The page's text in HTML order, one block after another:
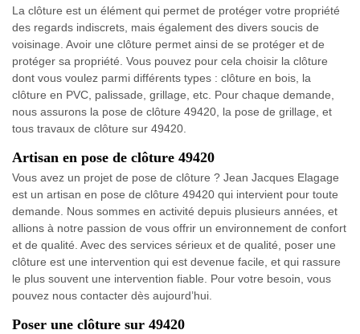
La clôture est un élément qui permet de protéger votre propriété
des regards indiscrets, mais également des divers soucis de
voisinage. Avoir une clôture permet ainsi de se protéger et de
protéger sa propriété. Vous pouvez pour cela choisir la clôture
dont vous voulez parmi différents types : clôture en bois, la
clôture en PVC, palissade, grillage, etc. Pour chaque demande,
nous assurons la pose de clôture 49420, la pose de grillage, et
tous travaux de clôture sur 49420.
Artisan en pose de clôture 49420
Vous avez un projet de pose de clôture ? Jean Jacques Elagage
est un artisan en pose de clôture 49420 qui intervient pour toute
demande. Nous sommes en activité depuis plusieurs années, et
allions à notre passion de vous offrir un environnement de confort
et de qualité. Avec des services sérieux et de qualité, poser une
clôture est une intervention qui est devenue facile, et qui rassure
le plus souvent une intervention fiable. Pour votre besoin, vous
pouvez nous contacter dès aujourd’hui.
Poser une clôture sur 49420